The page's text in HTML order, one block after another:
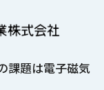
課題は電子磁気